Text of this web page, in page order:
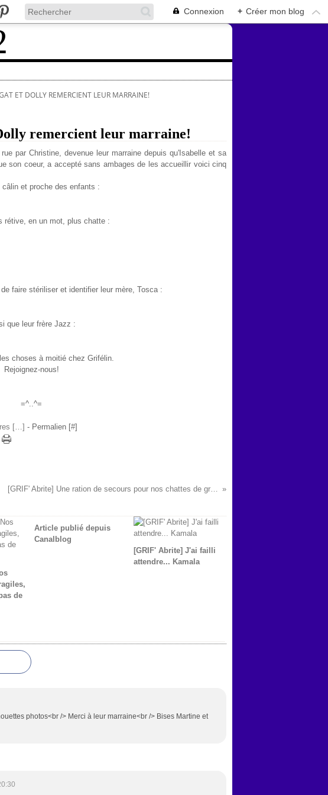
Connexion + Créer mon blog
ET DOLLY REMERCIENT LEUR MARRAINE!
remercient leur marraine!
par Christine, devenue leur marraine depuis qu'Isabelle et sa
son coeur, a accepté sans ambages de les accueillir voici cinq
câlin et proche des enfants :
rétive, en un mot, plus chatte :
faire stériliser et identifier leur mère, Tosca :
que leur frère Jazz :
choses à moitié chez Grifélin.
Rejoignez-nous!
=^..^=
[…] - Permalien [#]
[GRIF' Abrite] Une ration de secours pour nos chattes de grange!
de
Article publié depuis
Canalblog
[GRIF' Abrite] J'ai failli
attendre... Kamala
photos<br /> Merci à leur marraine<br /> Bises Martine et